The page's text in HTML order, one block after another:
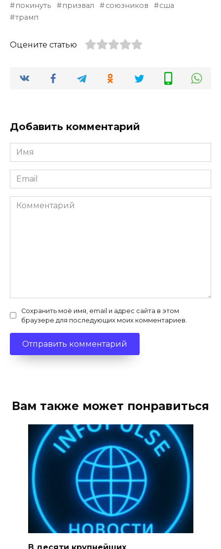
покинуть
призвал союзников
сша
трамп
Оцените статью
Добавить комментарий
Имя
*
Email
*
Комментарий
Сохранить моё имя, email и адрес сайта в этом
браузере для последующих моих комментариев.
Вам также может понравиться
В десяти крупнейших